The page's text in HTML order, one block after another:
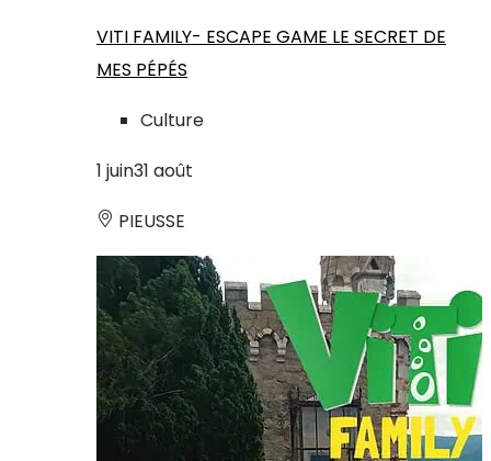
VITI FAMILY- ESCAPE GAME LE SECRET DE
MES PÉPÉS
Culture
1 juin31 août
PIEUSSE